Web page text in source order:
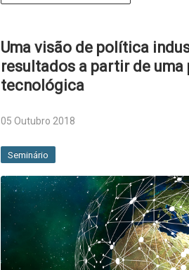
Uma visão de política
resultados a partir de
tecnológica
05 Outubro 2018
Seminário